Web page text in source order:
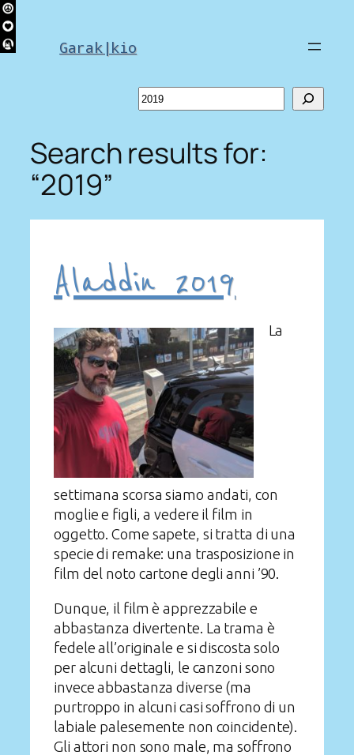
Skip
to
content Garak|kio
Search
Search results for:
“2019”
Aladdin 2019
La
settimana scorsa siamo andati, con
moglie e figli, a vedere il film in
oggetto. Come sapete, si tratta di una
specie di remake: una trasposizione in
film del noto cartone degli anni ’90.
Dunque, il film è apprezzabile e
abbastanza divertente. La trama è
fedele all’originale e si discosta solo
per alcuni dettagli, le canzoni sono
invece abbastanza diverse (ma
purtroppo in alcuni casi soffrono di un
labiale palesemente non coincidente).
Gli attori non sono male, ma soffrono